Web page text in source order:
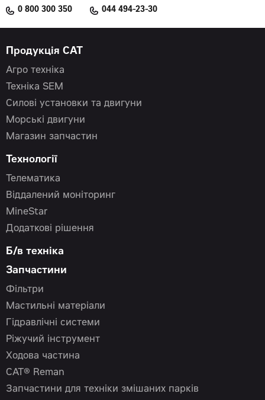
0 800 300 350 044 494-23-30
Продукція CAT
Агро техніка
Техніка SEM
Силові установки та двигуни
Морські двигуни
Магазин запчастин
Технології
Телематика
Віддалений моніторинг
MineStar
Додаткові рішення
Б/в техніка
Запчастини
Фільтри
Мастильні матеріали
Гідравлічні системи
Ріжучий інструмент
Ходова частина
CAT® Reman
Запчастини для техніки змішаних парків